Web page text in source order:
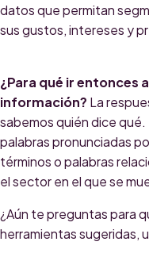
datos que permitan
sus gustos, intereses y
¿Para qué ir entonces
información? La
sabemos quién dice
palabras pronunciadas
términos o palabras
el sector en el que se
¿Aún te preguntas para
herramientas sugeridas,